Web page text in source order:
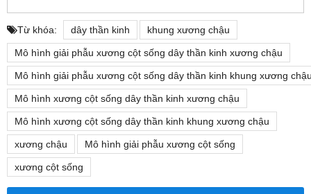
Từ khóa: dây thần kinh khung xương chậu
Mô hình giải phẫu xương cột sống dây thần kinh xương chậu
Mô hình giải phẫu xương cột sống dây thần kinh khung xương
Mô hình xương cột sống dây thần kinh xương chậu
Mô hình xương cột sống dây thần kinh khung xương chậu
xương chậu Mô hình giải phẫu xương cột sống
xương cột sống